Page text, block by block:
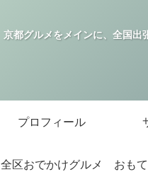
京都グルメをメインに、全国出
プロフィール
全区おでかけグルメ